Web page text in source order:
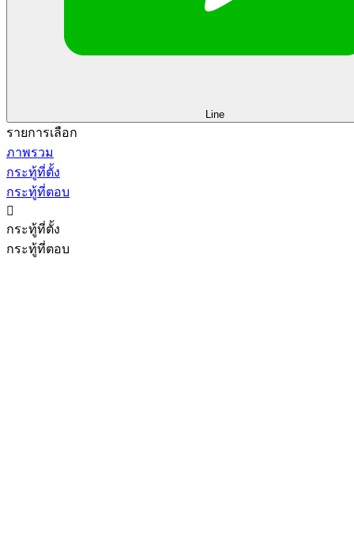
Line
รายการเลือก
ภาพรวม
กระทู้ที่ตั้ง
กระทู้ที่ตอบ

กระทู้ที่ตั้ง
กระทู้ที่ตอบ